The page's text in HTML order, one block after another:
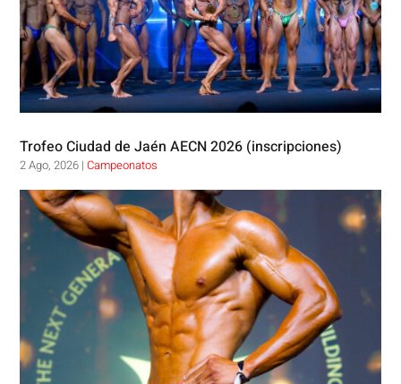
Trofeo Ciudad de Jaén AECN 2026 (inscripciones)
2 Ago, 2026 |Campeonatos